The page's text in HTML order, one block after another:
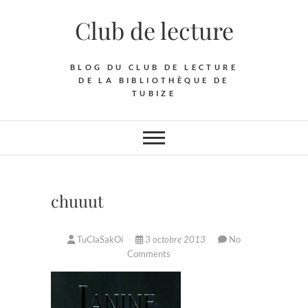
Club de lecture
BLOG DU CLUB DE LECTURE
DE LA BIBLIOTHÈQUE DE
TUBIZE
chuuut
TuClaSakOi 3 octobre 2013
No
Comments